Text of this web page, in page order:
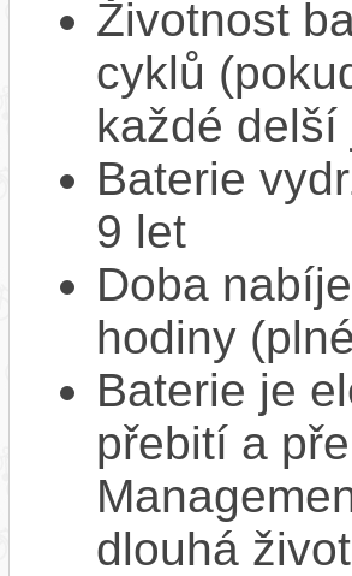
Životnost
cyklů
každé
Baterie
9 let
Doba
hodiny
Baterie je
přebití a
dlouhá